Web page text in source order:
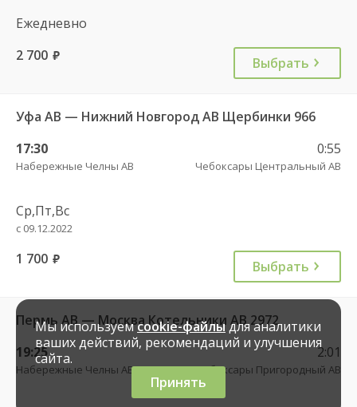
Ежедневно
2 700 руб. Выбрать
Уфа АВ — Нижний Новгород АВ Щербинки 966
17:30
Набережные Челны АВ
0:55
Чебоксары Центральный АВ
Ср,Пт,Вс
с 09.12.2022
1 700 руб. Выбрать
Пермь АВ — Москва Котельники АВ 2972
19:25
Набережные Челны АВ
2:01
Чебоксары Пригородный АВ
Мы используемcookie-файлыдля аналитики
ваших действий, рекомендаций и улучшения
сайта.
Принять